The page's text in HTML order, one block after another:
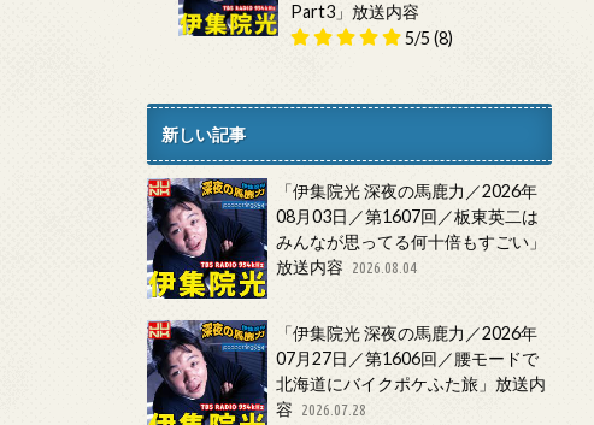
Part3」放送内容
5/5 (8)
新しい記事
「伊集院光 深夜の馬鹿力／2026年
08月03日／第1607回／板東英二は
みんなが思ってる何十倍もすごい」
放送内容
2026.08.04
「伊集院光 深夜の馬鹿力／2026年
07月27日／第1606回／腰モードで
北海道にバイクポケふた旅」放送内
容
2026.07.28